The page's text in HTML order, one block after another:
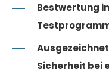
Bestwertung
Sicherheit bei